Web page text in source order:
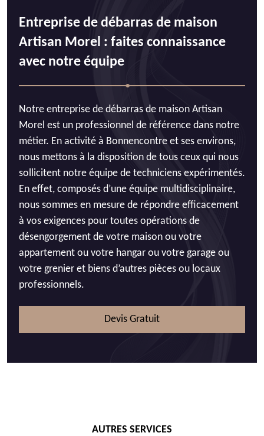
Entreprise de débarras de maison
Artisan Morel : faites connaissance
avec notre équipe
Notre entreprise de débarras de maison Artisan
Morel est un professionnel de référence dans notre
métier. En activité à Bonnencontre et ses environs,
nous mettons à la disposition de tous ceux qui nous
sollicitent notre équipe de techniciens expérimentés.
En effet, composés d’une équipe multidisciplinaire,
nous sommes en mesure de répondre efficacement
à vos exigences pour toutes opérations de
désengorgement de votre maison ou votre
appartement ou votre hangar ou votre garage ou
votre grenier et biens d’autres pièces ou locaux
professionnels.
Devis Gratuit
AUTRES SERVICES